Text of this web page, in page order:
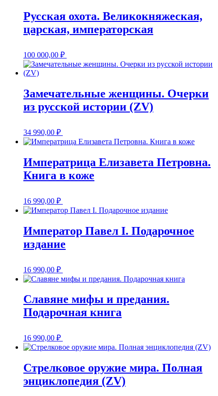
Русская охота. Великокняжеская,
царская, императорская
100 000,00 ₽
Замечательные женщины. Очерки
из русской истории (ZV)
34 990,00 ₽
Императрица Елизавета Петровна.
Книга в коже
16 990,00 ₽
Император Павел I. Подарочное
издание
16 990,00 ₽
Славяне мифы и предания.
Подарочная книга
16 990,00 ₽
Стрелковое оружие мира. Полная
энциклопедия (ZV)